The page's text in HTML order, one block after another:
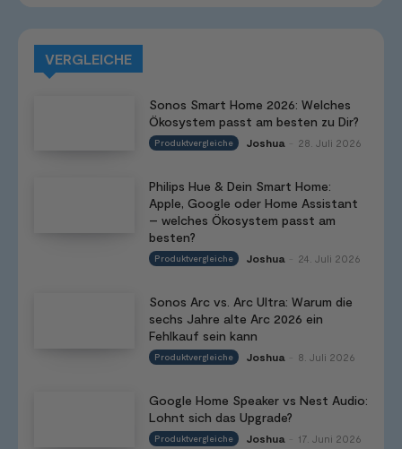
VERGLEICHE
Sonos Smart Home 2026: Welches
Ökosystem passt am besten zu Dir?
Produktvergleiche Joshua 28. Juli 2026
Philips Hue & Dein Smart Home:
Apple, Google oder Home Assistant
– welches Ökosystem passt am
besten?
Produktvergleiche Joshua 24. Juli 2026
Sonos Arc vs. Arc Ultra: Warum die
sechs Jahre alte Arc 2026 ein
Fehlkauf sein kann
Produktvergleiche Joshua 8. Juli 2026
Google Home Speaker vs Nest Audio:
Lohnt sich das Upgrade?
Produktvergleiche Joshua 17. Juni 2026